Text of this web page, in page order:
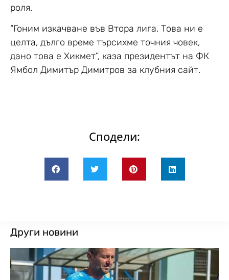
роля.
“Гоним изкачване във Втора лига. Това ни е
целта, дълго време търсихме точния човек,
дано това е Хикмет”, каза президентът на ФК
Ямбол Димитър Димитров за клубния сайт.
Сподели:
Други новини